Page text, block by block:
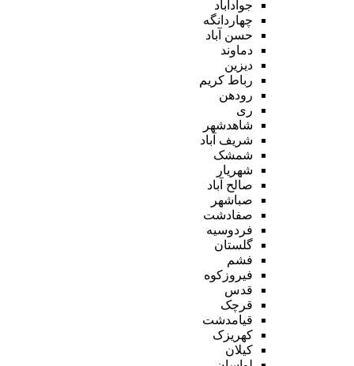
جوادآباد
چهاردانگه
حسن آباد
دماوند
دیزین
رباط کریم
رودهن
ری
شاهدشهر
شریف آباد
شمشک
شهریار
صالح آباد
صباشهر
صفادشت
فردوسیه
گلستان
فشم
فیروزکوه
قدس
قرچک
قیامدشت
کهریزک
کیلان